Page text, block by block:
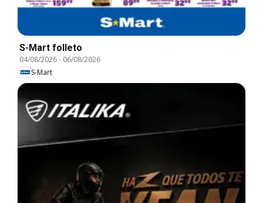
S-Mart folleto
04/08/2026- 06/08/2026
S-Mart